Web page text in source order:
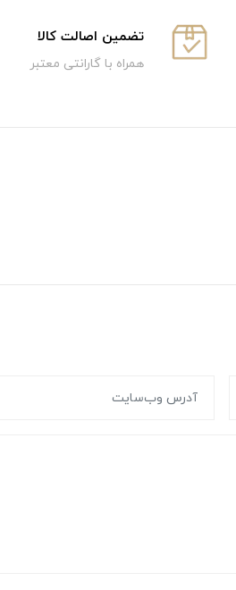
تضمین اصالت کالا
همراه با گارانتی معتبر